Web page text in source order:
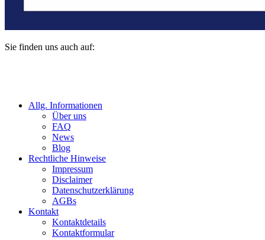
Sie finden uns auch auf:
Allg. Informationen
Über uns
FAQ
News
Blog
Rechtliche Hinweise
Impressum
Disclaimer
Datenschutzerklärung
AGBs
Kontakt
Kontaktdetails
Kontaktformular